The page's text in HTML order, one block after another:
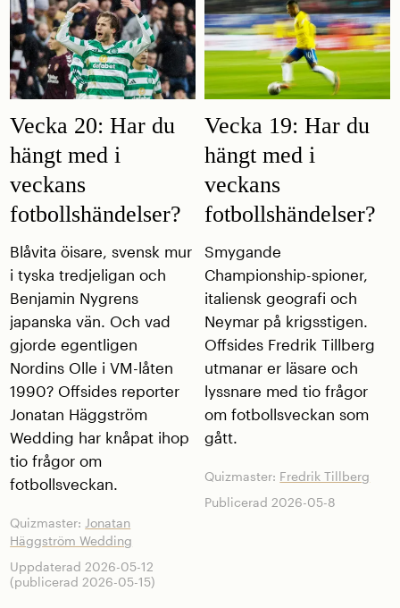
Vecka 20: Har du
hängt med i
veckans
fotbollshändelser?
Blåvita öisare, svensk mur
i tyska tredjeligan och
Benjamin Nygrens
japanska vän. Och vad
gjorde egentligen
Nordins Olle i VM-låten
1990? Offsides reporter
Jonatan Häggström
Wedding har knåpat ihop
tio frågor om
fotbollsveckan.
Quizmaster: Jonatan
Häggström Wedding
Uppdaterad 2026-05-12
(publicerad 2026-05-15)
Vecka 19: Har du
hängt med i
veckans
fotbollshändelser?
Smygande
Championship-spioner,
italiensk geografi och
Neymar på krigsstigen.
Offsides Fredrik Tillberg
utmanar er läsare och
lyssnare med tio frågor
om fotbollsveckan som
gått.
Quizmaster: Fredrik Tillberg
Publicerad 2026-05-8